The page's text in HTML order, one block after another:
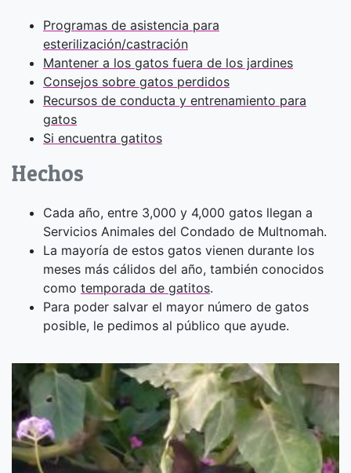
Programas de asistencia para
esterilización/castración
Mantener a los gatos fuera de los jardines
Consejos sobre gatos perdidos
Recursos de conducta y entrenamiento para
gatos
Si encuentra gatitos
Hechos
Cada año, entre 3,000 y 4,000 gatos llegan a
Servicios Animales del Condado de Multnomah.
La mayoría de estos gatos vienen durante los
meses más cálidos del año, también conocidos
como temporada de gatitos.
Para poder salvar el mayor número de gatos
posible, le pedimos al público que ayude.